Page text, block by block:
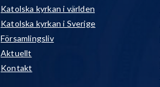
Katolska kyrkan i världen
Katolska kyrkan i Sverige
Församlingsliv
Aktuellt
Kontakt